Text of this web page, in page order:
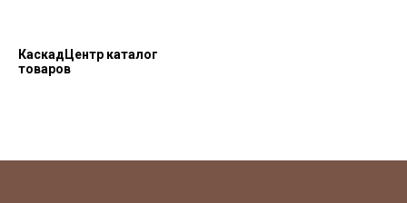
КаскадЦентр каталог
товаров